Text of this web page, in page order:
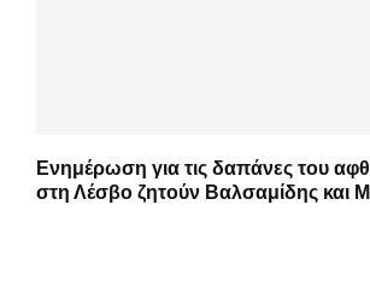
Ενημέρωση για τις δαπάνες του
στη Λέσβο ζητούν Βαλσαμίδης και